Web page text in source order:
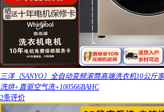
三洋（SANYO）全自动变频滚筒高端洗衣机10公斤
洗烘+直驱空气洗+100566BAHC
2条评价